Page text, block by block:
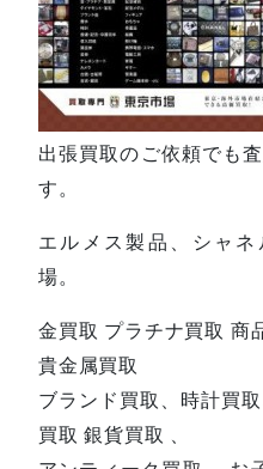
出張買取のご依頼でも
す。
エルメス製品、シャ
場。
金買取 プラチナ買取 商
貴金属買取
ブランド買取、時計買
買取 銀貨買取 、